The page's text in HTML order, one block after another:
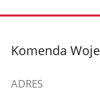
stopka
Komenda
ADRES